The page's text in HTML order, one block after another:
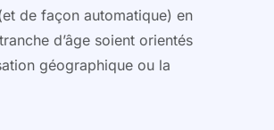
de façon automatique) en
d’âge soient orientés
géographique ou la